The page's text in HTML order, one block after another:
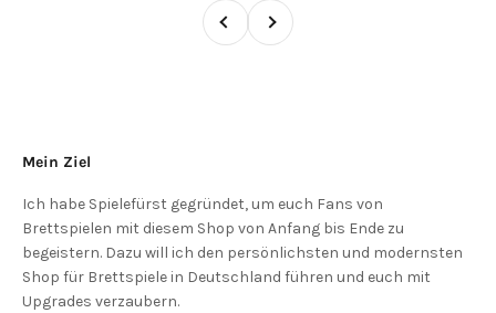
ZurückVor
Mein Ziel
Ich habe Spielefürst gegründet, um euch Fans von
Brettspielen mit diesem Shop von Anfang bis Ende zu
begeistern. Dazu will ich den persönlichsten und modernsten
Shop für Brettspiele in Deutschland führen und euch mit
Upgrades verzaubern.